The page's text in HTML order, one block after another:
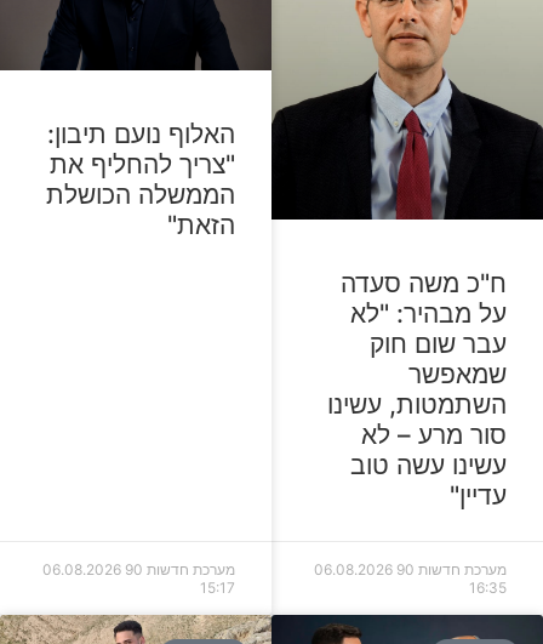
ח"כ משה סעדה
על מבהיר: "לא
עבר שום חוק
שמאפשר
השתמטות, עשינו
סור מרע – לא
עשינו עשה טוב
עדיין"
מערכת חדשות 90
06.08.2026
16:35
האלוף נועם תיבון:
"צריך להחליף את
הממשלה הכושלת
הזאת"
מערכת חדשות 90
06.08.2026
15:17